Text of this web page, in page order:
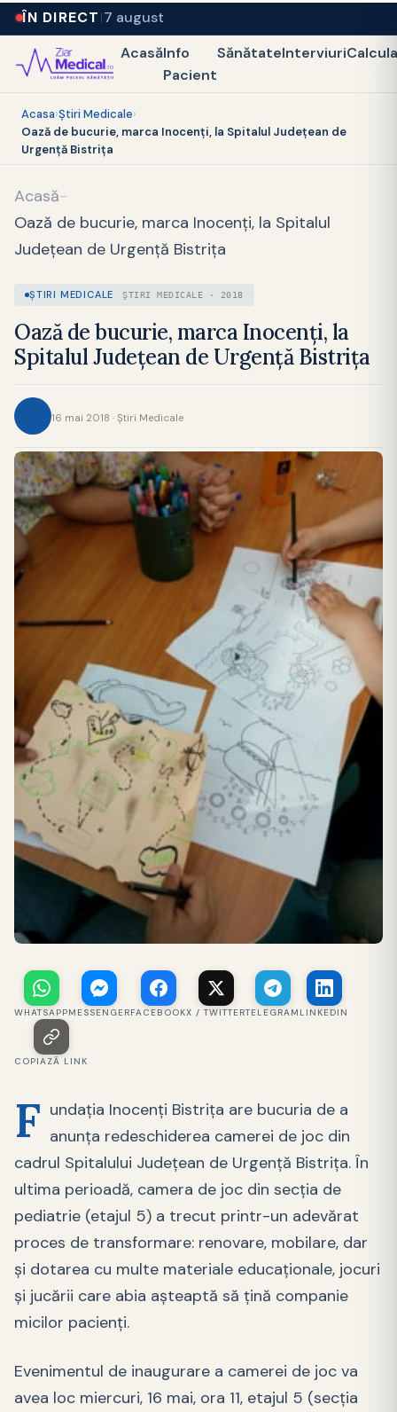
ÎN DIRECT 7 august
AcasăInfo
Pacient
SănătateInterviuri
Acasa›Ştiri Medicale›
Oază de bucurie, marca Inocenţi, la Spitalul Judeţean de
Urgenţă Bistriţa
Acasă-
Oază de bucurie, marca Inocenţi, la Spitalul
Judeţean de Urgenţă Bistriţa
ŞTIRI MEDICALE ŞTIRI MEDICALE · 2018
Oază de bucurie, marca Inocenţi, la
Spitalul Judeţean de Urgenţă Bistriţa
16 mai 2018 · Ştiri Medicale
WHATSAPPMESSENGERFACEBOOKX / TWITTERTELEGRAM LINKEDIN
COPIAZĂ LINK
F undaţia Inocenţi Bistriţa are bucuria de a
anunţa redeschiderea camerei de joc din
cadrul Spitalului Judeţean de Urgenţă Bistriţa. În
ultima perioadă, camera de joc din secţia de
pediatrie (etajul 5) a trecut printr-un adevărat
proces de transformare: renovare, mobilare, dar
şi dotarea cu multe materiale educaţionale, jocuri
şi jucării care abia aşteaptă să ţină companie
micilor pacienţi.
Evenimentul de inaugurare a camerei de joc va
avea loc miercuri, 16 mai, ora 11, etajul 5 (secţia